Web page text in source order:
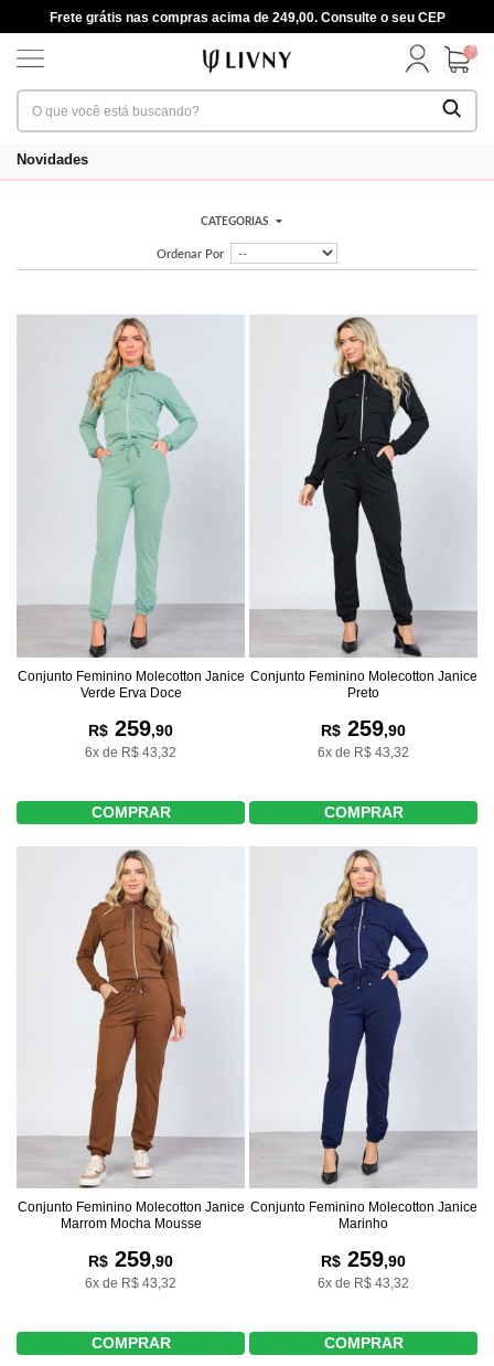
Frete grátis nas compras acima de 249,00. Consulte o seu CEP
0
Novidades
CATEGORIAS
Ordenar Por
Conjunto Feminino Molecotton Janice
Verde Erva Doce
R$ 259,90
6x de R$ 43,32
COMPRAR
Conjunto Feminino Molecotton Janice
Preto
R$ 259,90
6x de R$ 43,32
COMPRAR
Conjunto Feminino Molecotton Janice
Marrom Mocha Mousse
R$ 259,90
6x de R$ 43,32
COMPRAR
Conjunto Feminino Molecotton Janice
Marinho
R$ 259,90
6x de R$ 43,32
COMPRAR